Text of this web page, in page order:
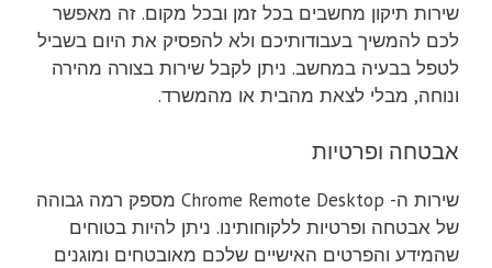
שירות תיקון מחשבים בכל זמן ובכל מקום. זה מאפשר
לכם להמשיך בעבודותיכם ולא להפסיק את היום בשביל
לטפל בבעיה במחשב. ניתן לקבל שירות בצורה מהירה
ונוחה, מבלי לצאת מהבית או מהמשרד.
אבטחה ופרטיות
שירות ה- Chrome Remote Desktop מספק רמה גבוהה
של אבטחה ופרטיות ללקוחותינו. ניתן להיות בטוחים
שהמידע והפרטים האישיים שלכם מאובטחים ומוגנים